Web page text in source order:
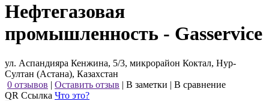
Нефтегазовая
промышленность - Gasservice
ул. Аспандияра Кенжина, 5/3, микрорайон Коктал, Нур-
Султан (Астана), Казахстан
0 отзывов | Оставить отзыв | В заметки | В сравнение
QR Ссылка Что это?